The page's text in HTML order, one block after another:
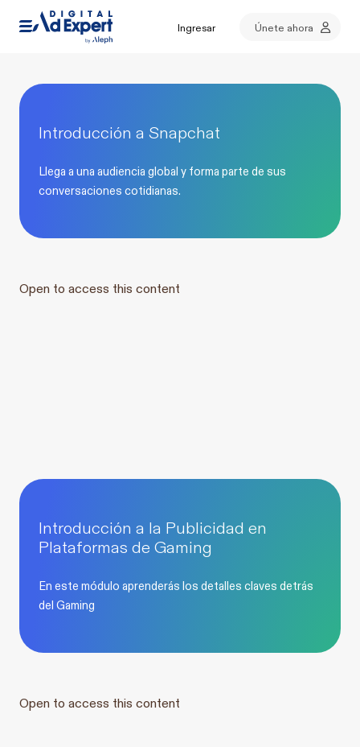
Ingresar Únete ahora
Introducción a Snapchat
Llega a una audiencia global y forma parte de sus
conversaciones cotidianas.
Open to access this content
Introducción a la Publicidad en
Plataformas de Gaming
En este módulo aprenderás los detalles claves detrás
del Gaming
Open to access this content